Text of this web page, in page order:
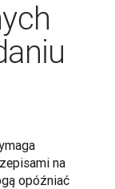
na
opóźniać